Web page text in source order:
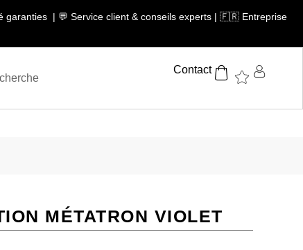
garanties | 💬 Service client & conseils experts | 🇫🇷 Entreprise
Contact
MÉTATRON VIOLET